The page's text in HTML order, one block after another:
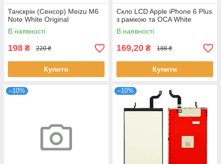
Тачскрін (Сенсор) Meizu M6
Note White Original
В наявності
198 ₴ 220 ₴
Купити
Скло LCD Apple iPhone 6 Plus
з рамкою та OCA White
В наявності
169,20 ₴ 188 ₴
Купити
–10% –10%